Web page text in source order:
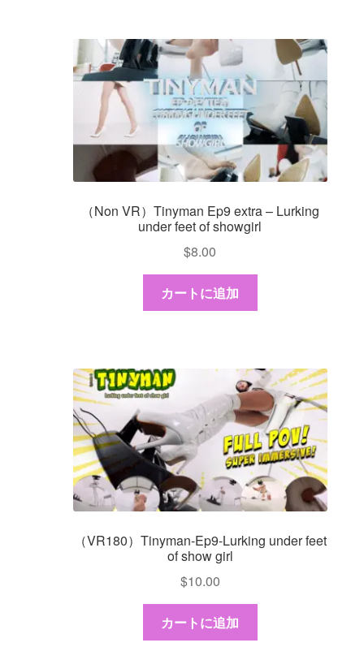
（Non VR）Tinyman Ep9 extra – Lurking
under feet of showgirl
$8.00
カートに追加
（VR180）Tinyman-Ep9-Lurking under feet
of show girl
$10.00
カートに追加